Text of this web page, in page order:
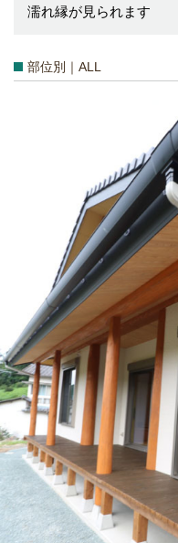
濡れ縁が見られます
部位別｜ALL